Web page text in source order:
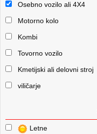
Osebno vozilo ali 4X4
Motorno kolo
Kombi
Tovorno vozilo
Kmetijski ali delovni stroj
viličarje
Letne